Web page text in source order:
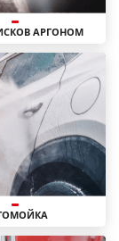
АРГОНОМ